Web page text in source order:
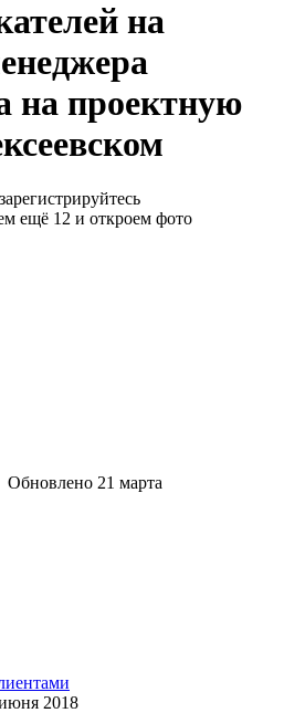
на
на проектную
ещё 12 и откроем фото
Обновлено 21 марта
2018